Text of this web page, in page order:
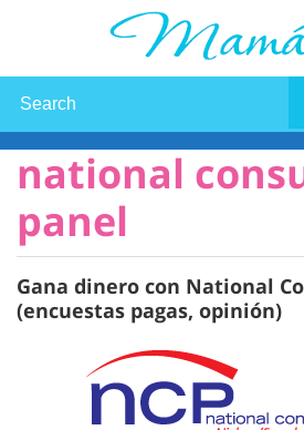
national
panel
Gana dinero con National
(encuestas pagas, opinión)